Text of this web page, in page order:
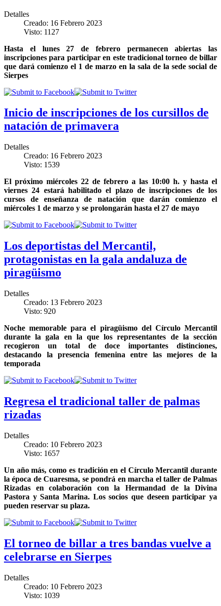
Detalles
Creado: 16 Febrero 2023
Visto: 1127
Hasta el lunes 27 de febrero permanecen abiertas las
inscripciones para participar en este tradicional torneo de billar
que dará comienzo el 1 de marzo en la sala de la sede social de
Sierpes
Inicio de inscripciones de los cursillos de
natación de primavera
Detalles
Creado: 16 Febrero 2023
Visto: 1539
El próximo miércoles 22 de febrero a las 10:00 h. y hasta el
viernes 24 estará habilitado el plazo de inscripciones de los
cursos de enseñanza de natación que darán comienzo el
miércoles 1 de marzo y se prolongarán hasta el 27 de mayo
Los deportistas del Mercantil,
protagonistas en la gala andaluza de
piragüismo
Detalles
Creado: 13 Febrero 2023
Visto: 920
Noche memorable para el piragüismo del Círculo Mercantil
durante la gala en la que los representantes de la sección
recogieron un total de doce importantes distinciones,
destacando la presencia femenina entre las mejores de la
temporada
Regresa el tradicional taller de palmas
rizadas
Detalles
Creado: 10 Febrero 2023
Visto: 1657
Un año más, como es tradición en el Círculo Mercantil durante
la época de Cuaresma, se pondrá en marcha el taller de Palmas
Rizadas en colaboración con la Hermandad de la Divina
Pastora y Santa Marina. Los socios que deseen participar ya
pueden reservar su plaza.
El torneo de billar a tres bandas vuelve a
celebrarse en Sierpes
Detalles
Creado: 10 Febrero 2023
Visto: 1039